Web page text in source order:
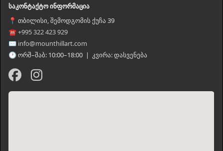
საკონტაქტო ინფორმაცია
📍 თბილისი, შემოდგომის ქუჩა 39
☎ +995 322 423 929
✉ info@mounthillart.com
🕐 ორშ–შაბ: 10:00–18:00 | კვირა: დასვენება